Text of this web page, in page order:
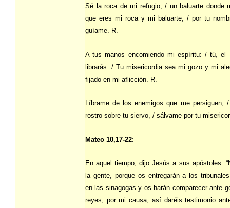
Sé la roca de mi refugio, / un baluarte donde
que eres mi roca y mi baluarte; / por tu
guíame. R.
A tus manos encomiendo mi espíritu: / tú, el
librarás. / Tu misericordia sea mi gozo y mi
fijado en mi aflicción. R.
Líbrame de los enemigos que me persiguen;
rostro sobre tu siervo, / sálvame por tu
Mateo 10,17-22:
En aquel tiempo, dijo Jesús a sus apóstoles:
la gente, porque os entregarán a los
en las sinagogas y os harán comparecer ante
reyes, por mi causa; así daréis testimonio